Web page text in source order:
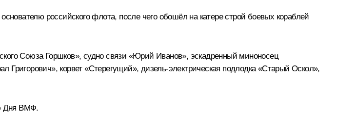
российского флота, после чего обошёл на катере строй боевых кораблей
Союза Горшков», судно связи «Юрий Иванов», эскадренный миноносец
корвет «Стерегущий», дизель-электрическая подлодка «Старый Оскол»,
Дня ВМФ.